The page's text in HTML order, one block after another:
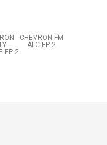
EP 2
CHEVRON FM
ALC EP 2